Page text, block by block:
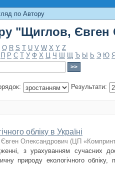
по Автору
"Щиглов,
Q R S T U V W X Y Z
П Р С Т У Ф Х Ц Ч Ш Щ Ъ Ы Ь Э Ю
Результати:
обліку в Україні
Олександрович (ЦП
з урахуванням сучасних
природу екологічного